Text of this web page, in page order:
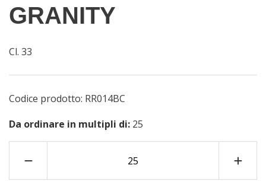
GRANITY
Cl. 33
Codice prodotto: RR014BC
Da ordinare in multipli di: 25